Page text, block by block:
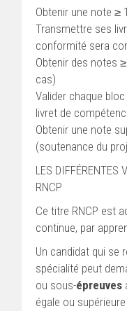
Obtenir une note ≥
Transmettre ses
conformité sera
Obtenir des notes
cas)
Valider chaque
livret de
Obtenir une note
(soutenance du
LES DIFFÉRENTES
RNCP
Ce titre RNCP est
continue, par
Un candidat qui se
spécialité peut
ou sous-épreuves
égale ou